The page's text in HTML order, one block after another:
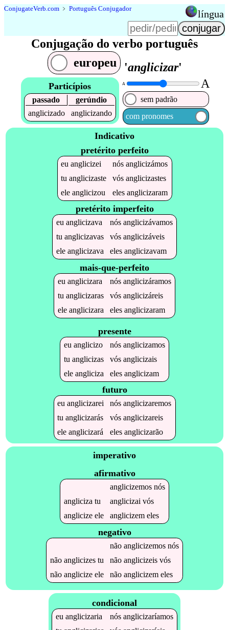
ConjugateVerb.com ﹥ Português Conjugador língua
Conjugação do verbo português
europeu
'anglicizar'
Particípios
passado
gerúndio
anglicizado
anglicizando
A A
sem padrão
com pronomes
Indicativo
pretérito perfeito
euanglicizei nósanglicizámos
tuanglicizaste vósanglicizastes
eleanglicizou elesanglicizaram
pretérito imperfeito
eu anglicizava nós anglicizávamos
tu anglicizavas vós anglicizáveis
ele anglicizava eles anglicizavam
mais-que-perfeito
eu anglicizara nós anglicizáramos
tu anglicizaras vós anglicizáreis
ele anglicizara eles anglicizaram
presente
eu anglicizo nós anglicizamos
tu anglicizas vós anglicizais
ele angliciza eles anglicizam
futuro
euanglicizarei nósanglicizaremos
tuanglicizarás vósanglicizareis
eleanglicizará elesanglicizarão
imperativo
afirmativo
anglicizemosnós
angliciza tu anglicizai vós
anglicizeele anglicizemeles
negativo
não anglicizemosnós
não anglicizestu não anglicizeisvós
não anglicizeele não anglicizemeles
condicional
eu anglicizaria nós anglicizaríamos